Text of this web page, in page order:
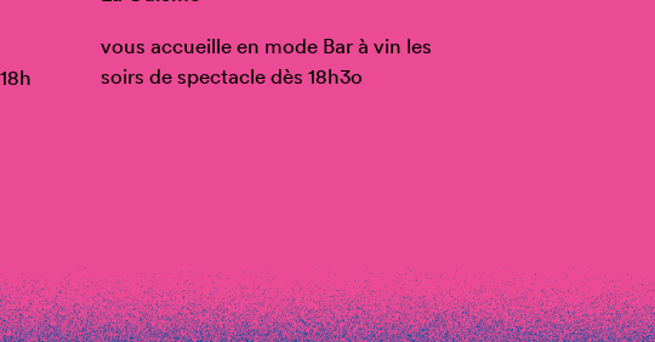
vous accueille en mode Bar à vin les
soirs de spectacle dès 18h3o